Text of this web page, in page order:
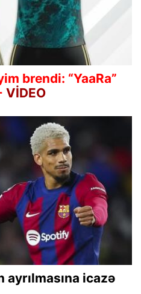
brendi: “YaaRa”
VİDEO
icazə